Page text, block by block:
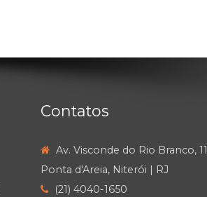
Contatos
Av. Visconde do Rio Branco, 11
Ponta d'Areia, Niterói | RJ
(21) 4040-1650